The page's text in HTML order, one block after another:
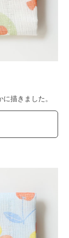
描きました。